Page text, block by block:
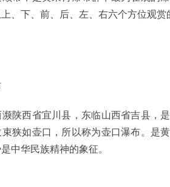
上、下、前、后、左、右六个方位观赏
陕西省宜川县，东临山西省吉县，
狭如壶口，所以称为壶口瀑布。是
中华民族精神的象征。